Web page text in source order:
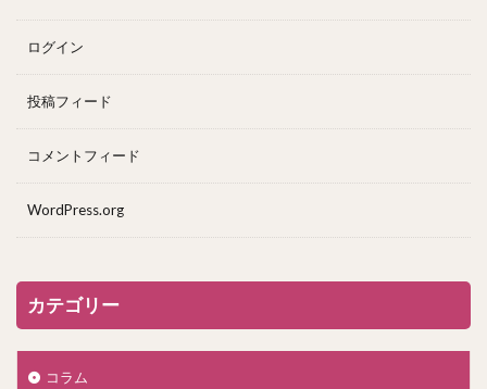
ログイン
投稿フィード
コメントフィード
WordPress.org
カテゴリー
コラム